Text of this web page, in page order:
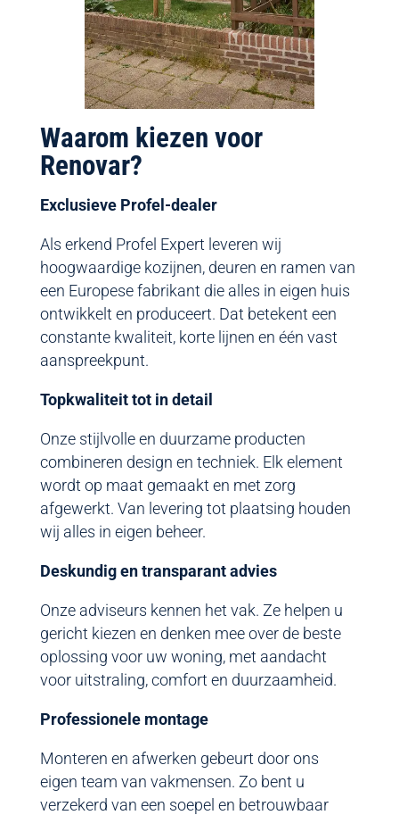
Waarom kiezen voor
Renovar?
Exclusieve Profel-dealer
Als erkend Profel Expert leveren wij
hoogwaardige kozijnen, deuren en ramen van
een Europese fabrikant die alles in eigen huis
ontwikkelt en produceert. Dat betekent een
constante kwaliteit, korte lijnen en één vast
aanspreekpunt.
Topkwaliteit tot in detail
Onze stijlvolle en duurzame producten
combineren design en techniek. Elk element
wordt op maat gemaakt en met zorg
afgewerkt. Van levering tot plaatsing houden
wij alles in eigen beheer.
Deskundig en transparant advies
Onze adviseurs kennen het vak. Ze helpen u
gericht kiezen en denken mee over de beste
oplossing voor uw woning, met aandacht
voor uitstraling, comfort en duurzaamheid.
Professionele montage
Monteren en afwerken gebeurt door ons
eigen team van vakmensen. Zo bent u
verzekerd van een soepel en betrouwbaar